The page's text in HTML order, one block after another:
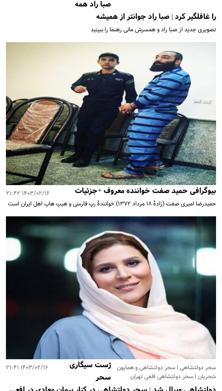
صبا راد همه
را غافلگیر کرد | صبا راد جوانتر از همیشه
تصویری جدید از صبا راد و همسرش مانی رهنما را ببینید
۱۴۰۳/۰۲/۱۶ ۲۱:۴۲ بیوگرافی حمید صفت خواننده معروف +جزئیات
حمیدرضا امیری صفت (زادهٔ ۱۸ مرداد ۱۳۷۲) خوانندهٔ رپ فارسی و هیپ هاپ اهل ایران است
۱۴۰۳/۰۲/۱۶ ۲۱:۴۱
سحر دولتشاهی | سحر دولتشاهی و همایون
شجریان | سحر دولتشاهی افعی تهران
ژست سیگاری
سحر